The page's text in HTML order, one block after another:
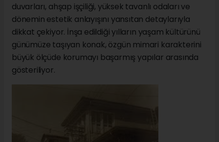
duvarları, ahşap işçiliği, yüksek tavanlı odaları ve
dönemin estetik anlayışını yansıtan detaylarıyla
dikkat çekiyor. İnşa edildiği yılların yaşam kültürünü
günümüze taşıyan konak, özgün mimari karakterini
büyük ölçüde korumayı başarmış yapılar arasında
gösteriliyor.